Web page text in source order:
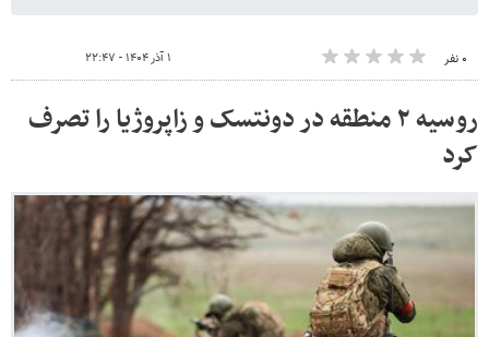
۰ نفر ۱ آذر ۱۴۰۴ - ۲۲:۴۷
روسیه ۲ منطقه در دونتسک و زاپروژیا را تصرف
کرد